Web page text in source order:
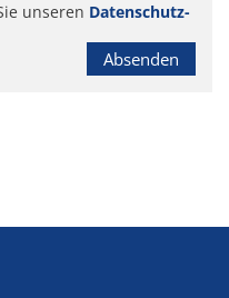
unseren Datenschutz-
Absenden